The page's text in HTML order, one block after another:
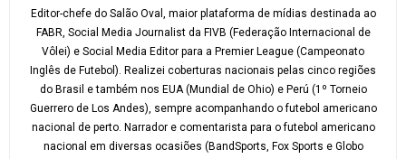
Editor-chefe do Salão Oval, maior plataforma de mídias destinada ao
FABR, Social Media Journalist da FIVB (Federação Internacional de
Vôlei) e Social Media Editor para a Premier League (Campeonato
Inglês de Futebol). Realizei coberturas nacionais pelas cinco regiões
do Brasil e também nos EUA (Mundial de Ohio) e Perú (1º Torneio
Guerrero de Los Andes), sempre acompanhando o futebol americano
nacional de perto. Narrador e comentarista para o futebol americano
nacional em diversas ocasiões (BandSports, Fox Sports e Globo